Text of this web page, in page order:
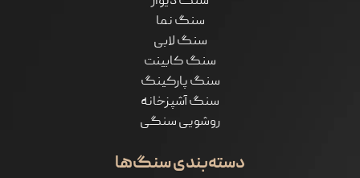
سنگ نما
سنگ لابی
سنگ کابینت
سنگ پارکینگ
سنگ آشپزخانه
روشویی سنگی
دسته‌بندی سنگ‌ها